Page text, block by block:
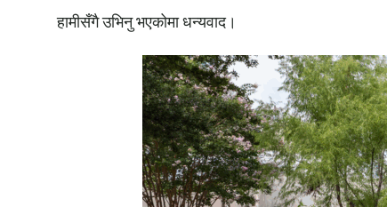
हामीसँगै उभिनु भएकोमा धन्यवाद।